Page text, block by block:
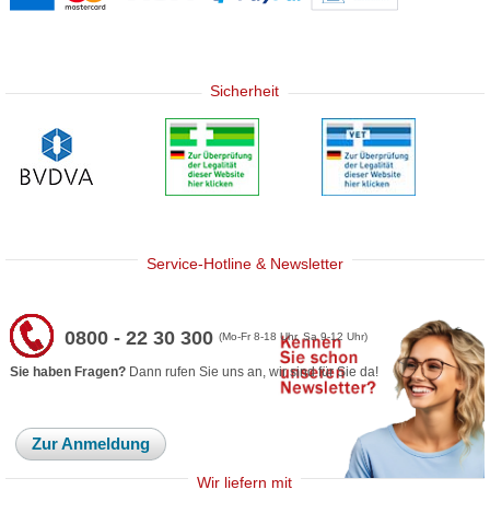
Sicherheit
Service-Hotline & Newsletter
0800 - 22 30 300(Mo-Fr 8-18 Uhr, Sa 9-12 Uhr)
Sie haben Fragen? Dann rufen Sie uns an, wir sind für Sie da!
Zur Anmeldung
Wir liefern mit